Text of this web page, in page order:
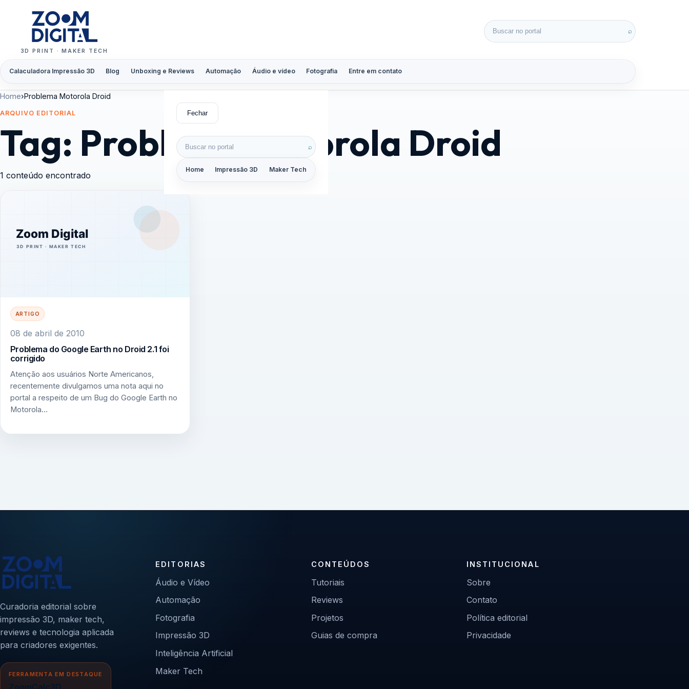
3D PRINT · MAKER TECH
Calaculadora Impressão 3D Blog Unboxing e Reviews Automação Áudio e vídeo Fotografia Entre em contato
Buscar por: ⌕
Fechar
Buscar por: ⌕
Home Impressão 3D Maker Tech
Home›Problema Motorola Droid
ARQUIVO EDITORIAL
Tag: Problema Motorola Droid
1 conteúdo encontrado
ARTIGO
08 de abril de 2010
Problema do Google Earth no Droid 2.1 foi
corrigido
Atenção aos usuários Norte Americanos,
recentemente divulgamos uma nota aqui no
portal a respeito de um Bug do Google Earth no
Motorola…
Curadoria editorial sobre
impressão 3D, maker tech,
reviews e tecnologia aplicada
para criadores exigentes.
FERRAMENTA EM DESTAQUE
ZoomCalc3D
EDITORIAS
Áudio e Vídeo
Automação
Fotografia
Impressão 3D
Inteligência Artificial
Maker Tech
CONTEÚDOS
Tutoriais
Reviews
Projetos
Guias de compra
INSTITUCIONAL
Sobre
Contato
Política editorial
Privacidade